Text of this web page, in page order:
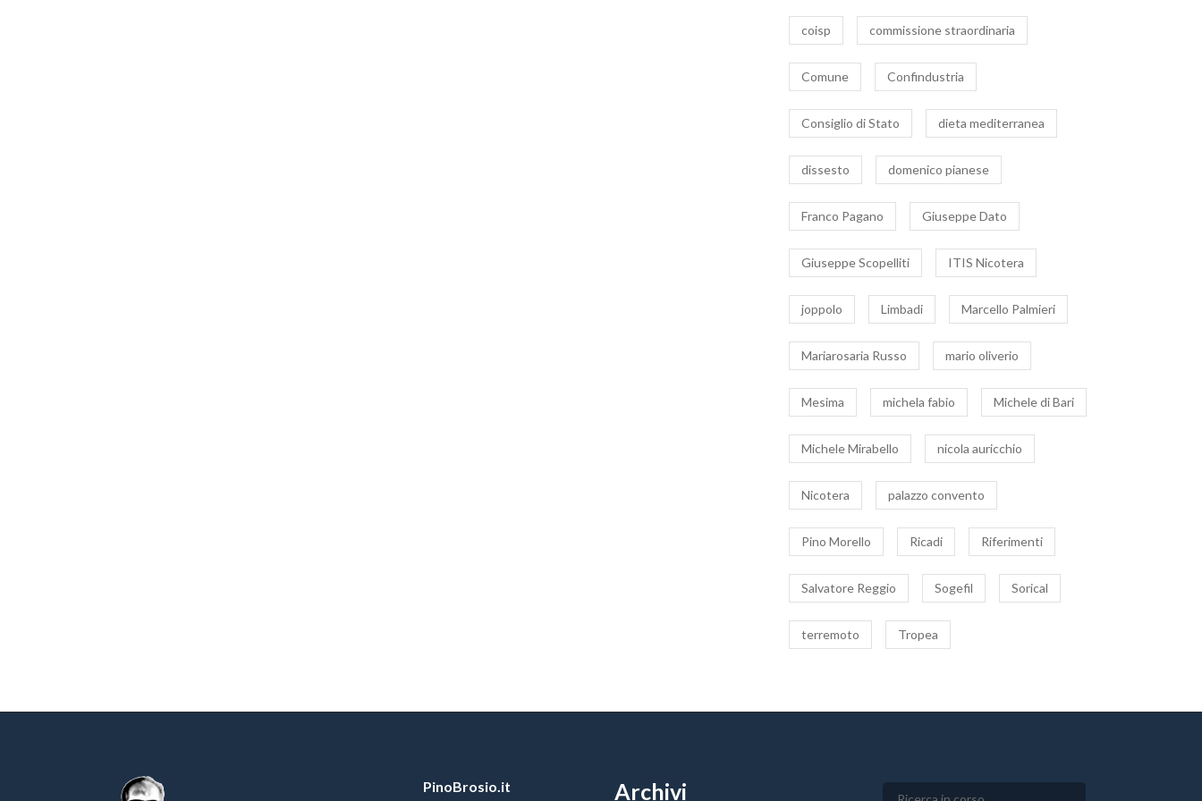
coisp commissione straordinaria
Comune Confindustria
Consiglio di Stato dieta mediterranea
dissesto domenico pianese
Franco Pagano Giuseppe Dato
Giuseppe Scopelliti ITIS Nicotera
joppolo Limbadi Marcello Palmieri
Mariarosaria Russo mario oliverio
Mesima michela fabio Michele di Bari
Michele Mirabello nicola auricchio
Nicotera palazzo convento
Pino Morello Ricadi Riferimenti
Salvatore Reggio Sogefil Sorical
terremoto Tropea
PinoBrosio.it Archivi